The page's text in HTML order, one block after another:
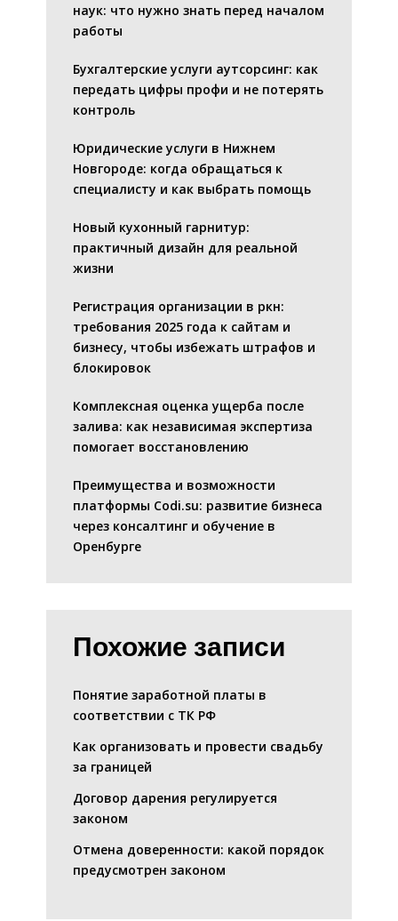
наук: что нужно знать перед началом
работы
Бухгалтерские услуги аутсорсинг: как
передать цифры профи и не потерять
контроль
Юридические услуги в Нижнем
Новгороде: когда обращаться к
специалисту и как выбрать помощь
Новый кухонный гарнитур:
практичный дизайн для реальной
жизни
Регистрация организации в ркн:
требования 2025 года к сайтам и
бизнесу, чтобы избежать штрафов и
блокировок
Комплексная оценка ущерба после
залива: как независимая экспертиза
помогает восстановлению
Преимущества и возможности
платформы Codi.su: развитие бизнеса
через консалтинг и обучение в
Оренбурге
Похожие записи
Понятие заработной платы в
соответствии с ТК РФ
Как организовать и провести свадьбу
за границей
Договор дарения регулируется
законом
Отмена доверенности: какой порядок
предусмотрен законом